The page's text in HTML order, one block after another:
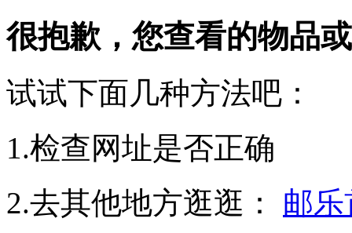
很抱歉，您查看的物品
试试下面几种方法吧：
1.检查网址是否正确
2.去其他地方逛逛：
邮